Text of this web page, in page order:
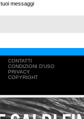
messaggi
CONTATTI
CONDIZIONI D'USO
PRIVACY
COPYRIGHT